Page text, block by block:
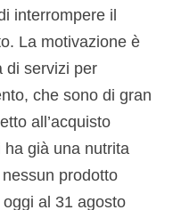
interrompere il
La motivazione è
di servizi per
che sono di gran
all’acquisto
già una nutrita
prodotto
al 31 agosto